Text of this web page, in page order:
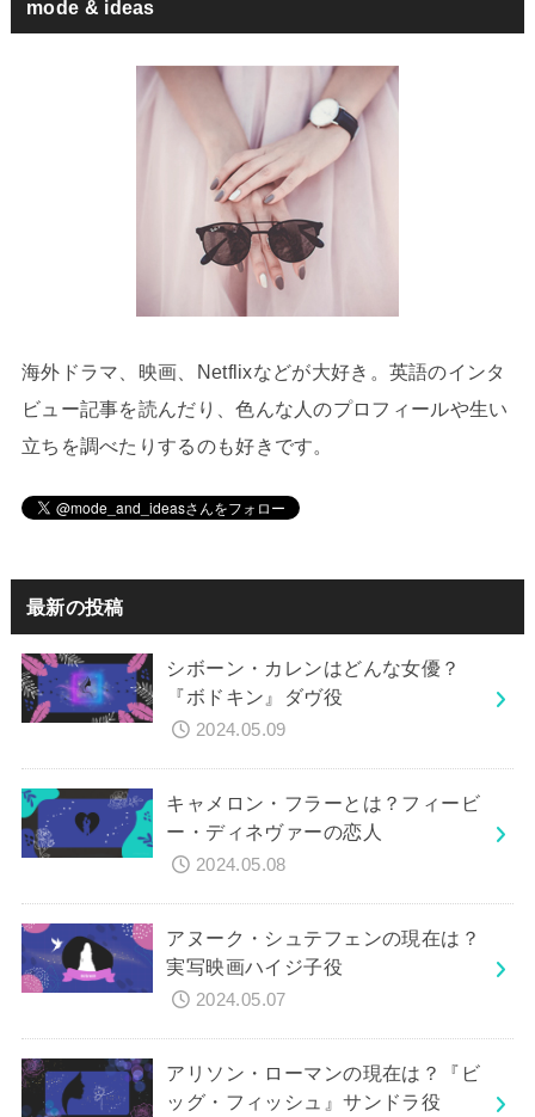
mode & ideas
海外ドラマ、映画、Netflixなどが大好き。英語のインタ
ビュー記事を読んだり、色んな人のプロフィールや生い
立ちを調べたりするのも好きです。
最新の投稿
シボーン・カレンはどんな女優？
『ボドキン』ダヴ役
2024.05.09
キャメロン・フラーとは？フィービ
ー・ディネヴァーの恋人
2024.05.08
アヌーク・シュテフェンの現在は？
実写映画ハイジ子役
2024.05.07
アリソン・ローマンの現在は？『ビ
ッグ・フィッシュ』サンドラ役